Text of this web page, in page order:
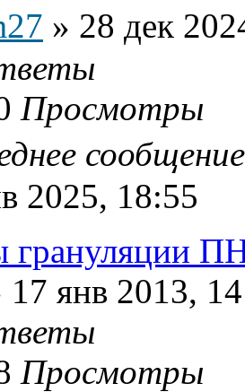
» 28 дек
Просмотры
2025, 18:55
17 янв 2013,
Просмотры